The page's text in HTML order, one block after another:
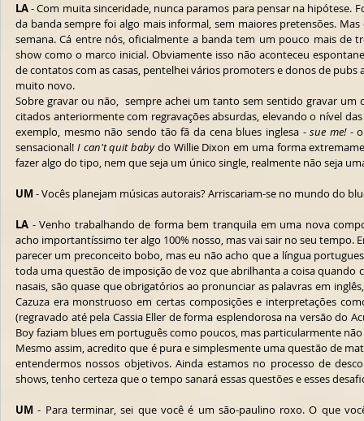
LA - Com muita sinceridade, nunca paramos para pensar na hipótese.
da banda sempre foi algo mais informal, sem maiores pretensões.
semana. Cá entre nós, oficialmente a banda tem um pouco mais de
show como o marco inicial. Obviamente isso não aconteceu
de contatos com as casas, pentelhei vários promoters e donos de pubs
muito novo.
Sobre gravar ou não,  sempre achei um tanto sem sentido gravar um
citados anteriormente com regravações absurdas, elevando o nível
exemplo, mesmo não sendo tão fã da cena blues inglesa - sue me! -
sensacional! I can't quit baby do Willie Dixon em uma forma
fazer algo do tipo, nem que seja um único single, realmente não seja
UM - Vocês planejam músicas autorais? Arriscariam-se no mundo do
LA - Venho trabalhando de forma bem tranquila em uma nova
acho importantíssimo ter algo 100% nosso, mas vai sair no seu tempo.
parecer um preconceito bobo, mas eu não acho que a língua
toda uma questão de imposição de voz que abrilhanta a coisa quando
nasais, são quase que obrigatórios ao pronunciar as palavras em
Cazuza era monstruoso em certas composições e interpretações
(regravado até pela Cassia Eller de forma esplendorosa na versão do
Boy faziam blues em português como poucos, mas particularmente
Mesmo assim, acredito que é pura e simplesmente uma questão de
entendermos nossos objetivos. Ainda estamos no processo de
shows, tenho certeza que o tempo sanará essas questões e esses
UM - Para terminar, sei que você é um são-paulino roxo. O que